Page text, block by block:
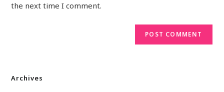
the next time I comment.
Archives